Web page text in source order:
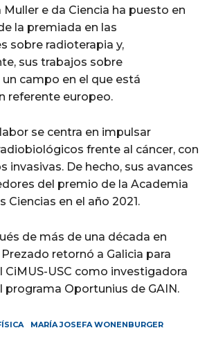
Muller e da Ciencia ha puesto en
la premiada en las
sobre radioterapia y,
sus trabajos sobre
campo en el que está
referente europeo.
se centra en impulsar
frente al cáncer, con
invasivas. De hecho, sus avances
del premio de la Academia
Ciencias en el año 2021.
de más de una década en
Prezado retornó a Galicia para
CiMUS-USC como investigadora
programa Oportunius de GAIN.
MARÍA JOSEFA WONENBURGER